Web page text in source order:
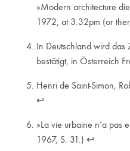
»Modern architecture
1972, at 3.32pm (or
In Deutschland wird das
bestätigt, in Österreich
Henri de Saint-Simon,
↩︎
»La vie urbaine n’a pas
1967, S. 31.) ↩︎